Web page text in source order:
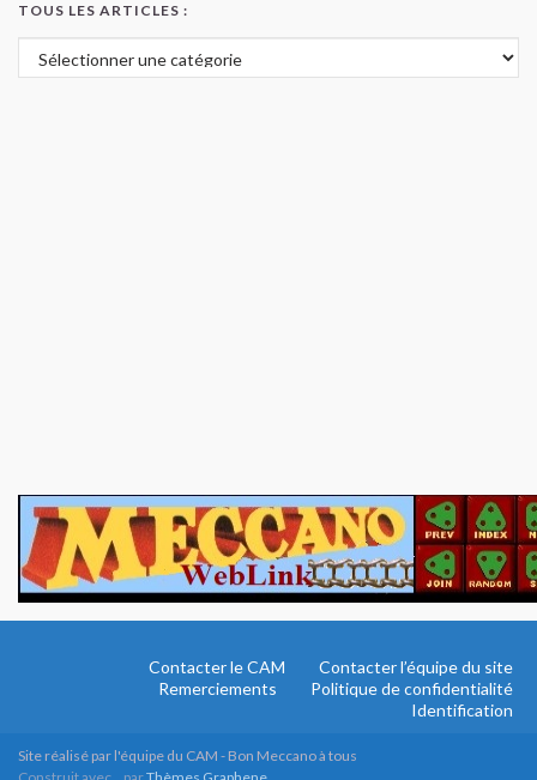
TOUS LES ARTICLES :
Tous les articles :
Contacter le CAM
Contacter l’équipe du site
Remerciements
Politique de confidentialité
Identification
Site réalisé par l'équipe du CAM - Bon Meccano à tous